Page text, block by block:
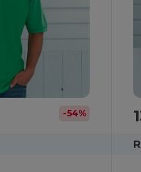
-54%